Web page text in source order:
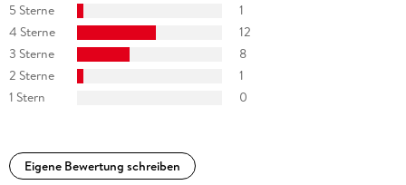
Russos Prosa ist so selbstgewiss wie die Wellen am Strand
WELT KOMPAKT
Seine lässig ironischen Kommentare, pointensicher und
Schilderung Russos auf wundersame Weise die Waage.
DEUTSCHLANDRADIO KULTUR
5 Sterne
1
4 Sterne
12
3 Sterne
8
2 Sterne
1
1 Stern
0
Eigene Bewertung schreiben